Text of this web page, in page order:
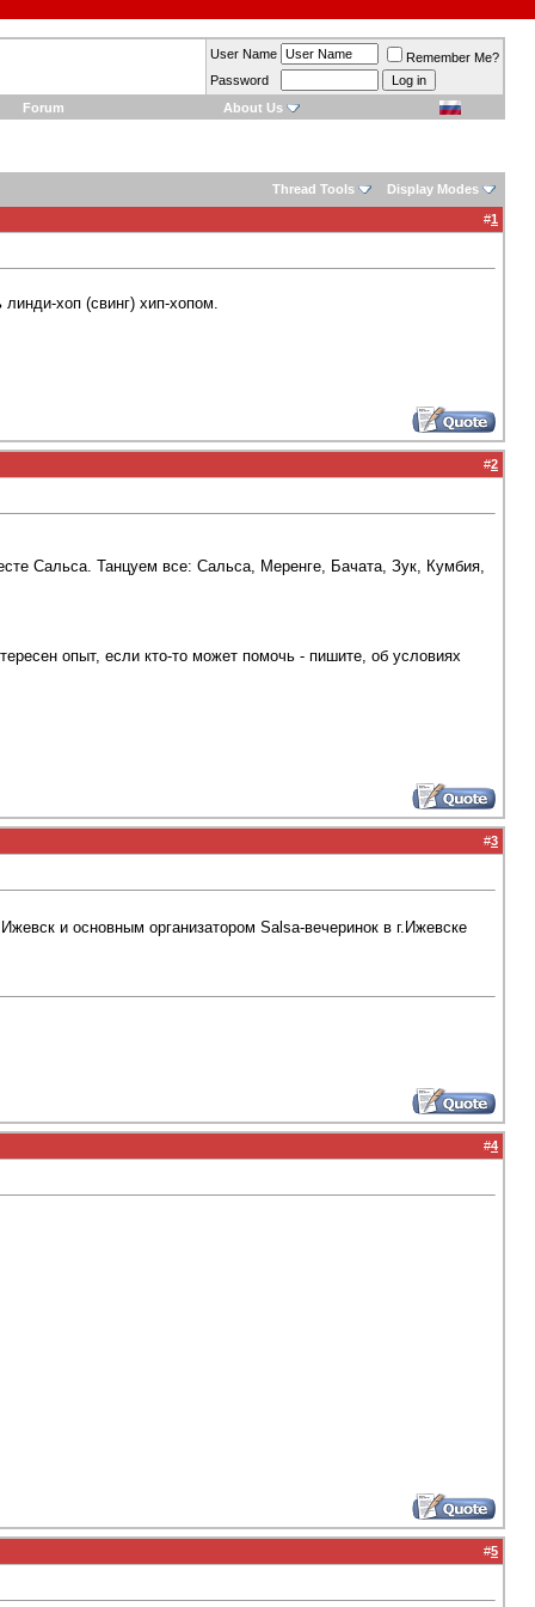
User Name
Remember Me?
Password
Forum
About Us
Thread Tools Display Modes
#1
хоп (свинг) хип-хопом.
#2
Сальса. Танцуем все: Сальса, Меренге, Бачата, Зук, Кумбия,
опыт, если кто-то может помочь - пишите, об условиях
#3
и основным организатором Salsa-вечеринок в г.Ижевске
#4
#5